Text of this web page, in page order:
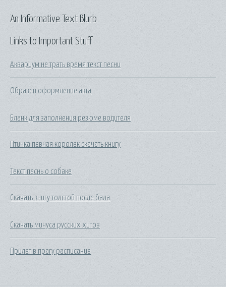
Links to Important Stuff
Аквариум не трать время текст песни
Образец оформление акта
Бланк для заполнения резюме водителя
Птичка певчая королек скачать книгу
Текст песнь о собаке
Скачать книгу толстой после бала
Скачать минуса русских хитов
Прилет в прагу расписание
An Informative Text Blurb